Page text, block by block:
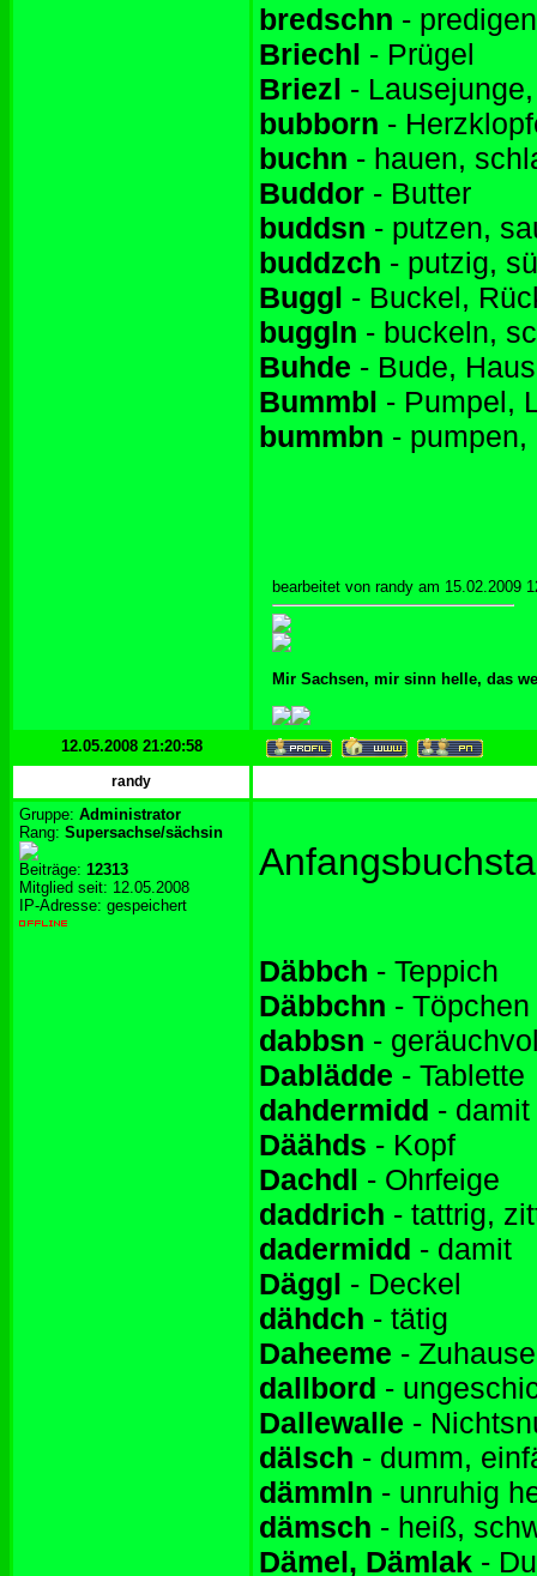
bredschn - predigen
Briechl - Prügel
Briezl -
bubborn -
buchn - hauen,
Buddor - Butter
buddsn - putzen,
buddzch - putzig,
Buggl - Buckel,
buggln - buckeln,
Buhde - Bude,
Bummbl - Pumpel,
bummbn - pumpen,
bearbeitet von randy am 15.02.2009
Mir Sachsen, mir sinn helle, das
12.05.2008 21:20:58
randy
Gruppe: Administrator
Rang: Supersachse/sächsin
Beiträge: 12313
Mitglied seit: 12.05.2008
IP-Adresse: gespeichert
Däbbch - Teppich
Däbbchn - Töpchen
dabbsn -
Dablädde - Tablette
dahdermidd - damit
Däähds - Kopf
Dachdl - Ohrfeige
daddrich - tattrig,
dadermidd - damit
Däggl - Deckel
dähdch - tätig
Daheeme - Zuhause
dallbord -
Dallewalle -
dälsch - dumm,
dämmln - unruhig
dämsch - heiß,
Dämel, Dämlak -